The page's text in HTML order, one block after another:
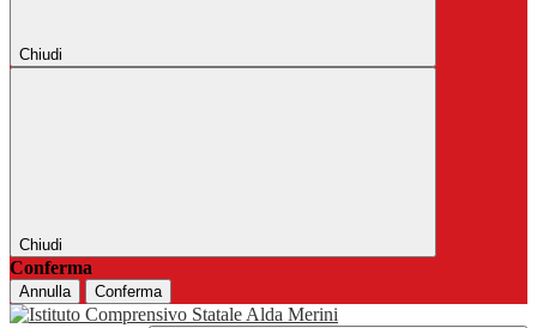
Chiudi
Chiudi
Conferma
Annulla Conferma